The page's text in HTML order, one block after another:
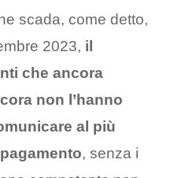
scada, come detto,
2023, il
che ancora
non l’hanno
al più
, senza i